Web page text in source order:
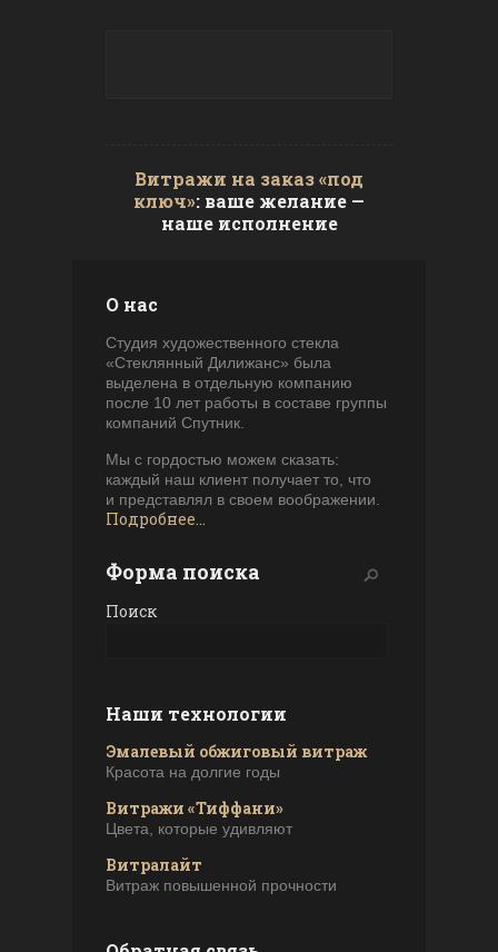
Витражи на заказ «под
ключ»: ваше желание —
наше исполнение
О нас
Студия художественного стекла
«Стеклянный Дилижанс» была
выделена в отдельную компанию
после 10 лет работы в составе группы
компаний Спутник.
Мы с гордостью можем сказать:
каждый наш клиент получает то, что
и представлял в своем воображении.
Подробнее...
Форма поиска
Поиск
Наши технологии
Эмалевый обжиговый витраж
Красота на долгие годы
Витражи «Тиффани»
Цвета, которые удивляют
Витралайт
Витраж повышенной прочности